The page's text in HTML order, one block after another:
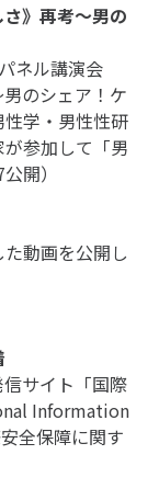
》再考～男の
ネル講演会
のシェア！ケ
学・男性性研
参加して「男
開）
動画を公開し
サイト「国際
Information
全保障に関す